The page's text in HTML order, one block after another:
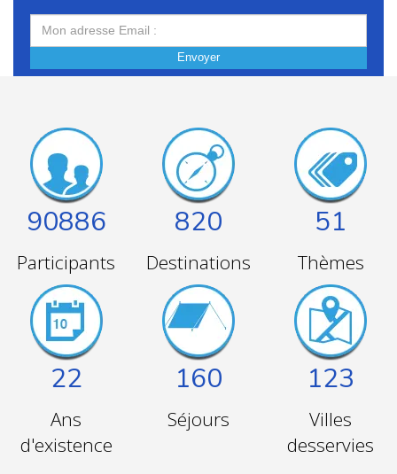
Envoyer
90886
Participants
820
Destinations
51
Thèmes
22
Ans
d'existence
160
Séjours
123
Villes
desservies